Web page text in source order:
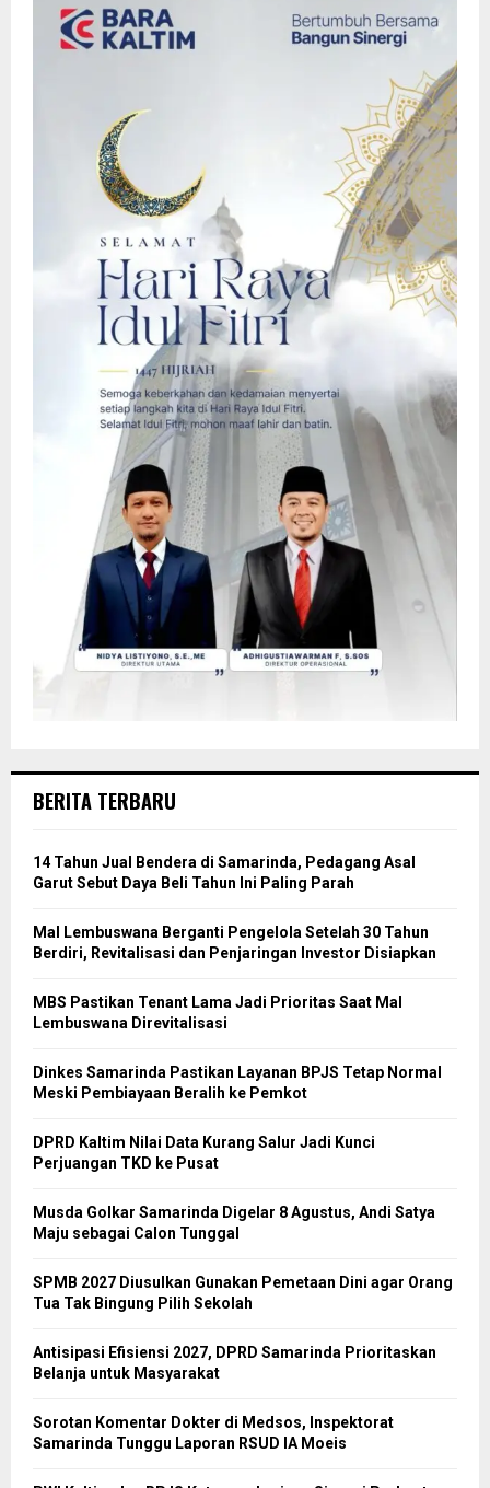
BERITA TERBARU
14 Tahun Jual Bendera di Samarinda, Pedagang Asal
Garut Sebut Daya Beli Tahun Ini Paling Parah
Mal Lembuswana Berganti Pengelola Setelah 30 Tahun
Berdiri, Revitalisasi dan Penjaringan Investor Disiapkan
MBS Pastikan Tenant Lama Jadi Prioritas Saat Mal
Lembuswana Direvitalisasi
Dinkes Samarinda Pastikan Layanan BPJS Tetap Normal
Meski Pembiayaan Beralih ke Pemkot
DPRD Kaltim Nilai Data Kurang Salur Jadi Kunci
Perjuangan TKD ke Pusat
Musda Golkar Samarinda Digelar 8 Agustus, Andi Satya
Maju sebagai Calon Tunggal
SPMB 2027 Diusulkan Gunakan Pemetaan Dini agar Orang
Tua Tak Bingung Pilih Sekolah
Antisipasi Efisiensi 2027, DPRD Samarinda Prioritaskan
Belanja untuk Masyarakat
Sorotan Komentar Dokter di Medsos, Inspektorat
Samarinda Tunggu Laporan RSUD IA Moeis